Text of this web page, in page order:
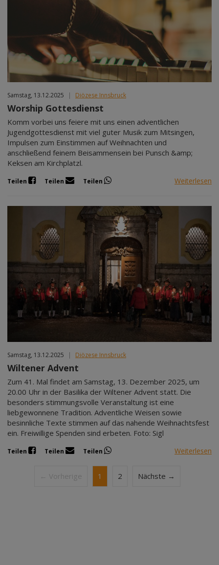
Samstag, 13.12.2025 | Diözese Innsbruck
Worship Gottesdienst
Komm vorbei uns feiere mit uns einen adventlichen
Jugendgottesdienst mit viel guter Musik zum Mitsingen,
Impulsen zum Einstimmen auf Weihnachten und
anschließend feinem Beisammensein bei Punsch &amp;
Keksen am Kirchplatzl.
Teilen Teilen Teilen Weiterlesen
Samstag, 13.12.2025 | Diözese Innsbruck
Wiltener Advent
Zum 41. Mal findet am Samstag, 13. Dezember 2025, um
20.00 Uhr in der Basilika der Wiltener Advent statt. Die
besonders stimmungsvolle Veranstaltung ist eine
liebgewonnene Tradition. Adventliche Weisen sowie
besinnliche Texte stimmen auf das nahende Weihnachtsfest
ein. Freiwillige Spenden sind erbeten. Foto: Sigl
Teilen Teilen Teilen Weiterlesen
← Vorherige 1 2 Nächste →